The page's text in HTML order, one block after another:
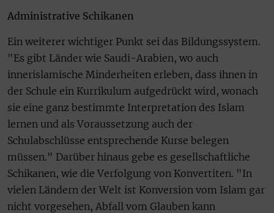
Administrative Schikanen
Ein weiterer wichtiger Punkt sei das Bildungssystem.
"Es gibt Länder wie Saudi-Arabien, wo auch
innerislamische Minderheiten erleben, dass ihnen in
der Schule ein Kurrikulum aufgedrückt wird, wonach
sie eine ganz bestimmte Interpretation des Islam
lernen und als Voraussetzung auch der
Schulabschlüsse entsprechende Kurse belegen
müssen." Darüber hinaus gebe es gesellschaftliche
Schikanen, wie die Verfolgung von Konvertiten. "In
vielen Ländern der Welt ist Konversion vom Islam gar
nicht vorgesehen, Abfall vom Glauben kann